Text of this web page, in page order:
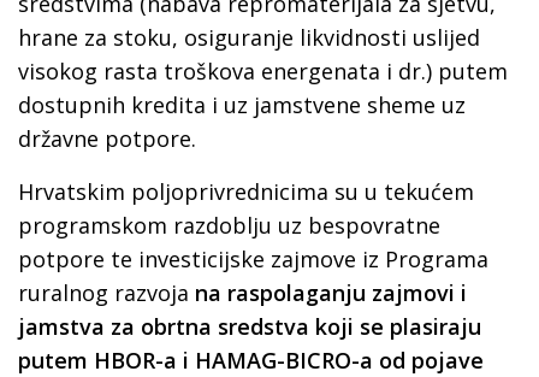
hrane za stoku, osiguranje likvidnosti uslijed
visokog rasta troškova energenata i dr.) putem
dostupnih kredita i uz jamstvene sheme uz
državne potpore.
Hrvatskim poljoprivrednicima su u tekućem
programskom razdoblju uz bespovratne
potpore te investicijske zajmove iz Programa
ruralnog razvoja na raspolaganju zajmovi i
jamstva za obrtna sredstva koji se plasiraju
putem HBOR-a i HAMAG-BICRO-a od pojave